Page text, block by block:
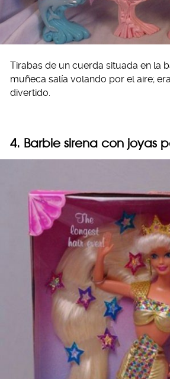
Tirabas de un cuerda situada en la
muñeca salía volando por el aire;
divertido.
4. Barbie sirena con joyas